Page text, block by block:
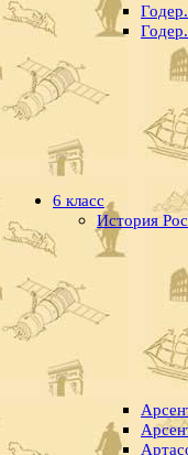
6 класс
История